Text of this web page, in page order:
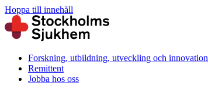
Hoppa till innehåll
Forskning, utbildning, utveckling och innovation
Remittent
Jobba hos oss